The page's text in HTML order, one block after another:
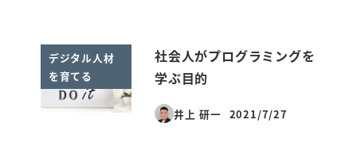
デジタル人材
を育てる
社会人がプログラミングを
学ぶ目的
井上 研一
投稿日
2021/7/27